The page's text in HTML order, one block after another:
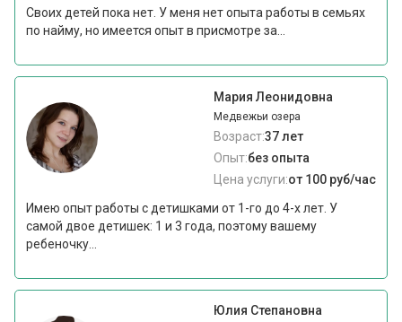
Своих детей пока нет. У меня нет опыта работы в семьях
по найму, но имеется опыт в присмотре за...
Мария Леонидовна
Медвежьи озера
Возраст:37 лет
Опыт:без опыта
Цена услуги:от 100 руб/час
Имею опыт работы с детишками от 1-го до 4-х лет. У
самой двое детишек: 1 и 3 года, поэтому вашему
ребеночку...
Юлия Степановна